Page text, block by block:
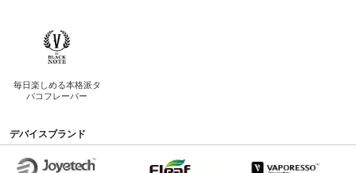
毎日楽しめる本格派タ
バコフレーバー
デバイスブランド